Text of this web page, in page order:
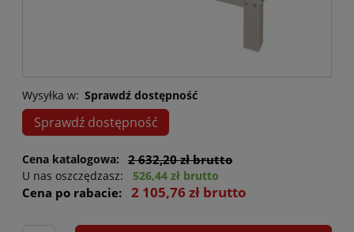
Wysyłka w: Sprawdź dostępność
Sprawdź dostępność
Cena katalogowa: 2 632,20 zł brutto
U nas oszczędzasz: 526,44 zł brutto
Cena po rabacie: 2 105,76 zł brutto